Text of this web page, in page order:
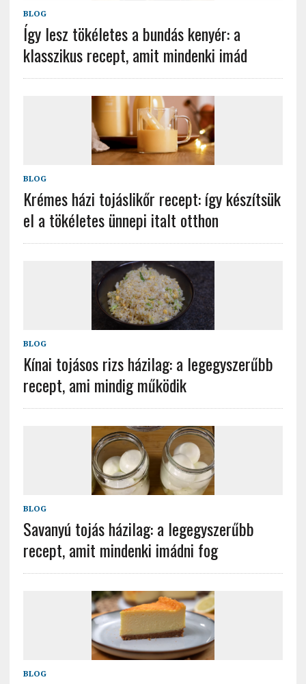
BLOG
Így lesz tökéletes a bundás kenyér: a
klasszikus recept, amit mindenki imád
BLOG
Krémes házi tojáslikőr recept: így készítsük
el a tökéletes ünnepi italt otthon
BLOG
Kínai tojásos rizs házilag: a legegyszerűbb
recept, ami mindig működik
BLOG
Savanyú tojás házilag: a legegyszerűbb
recept, amit mindenki imádni fog
BLOG